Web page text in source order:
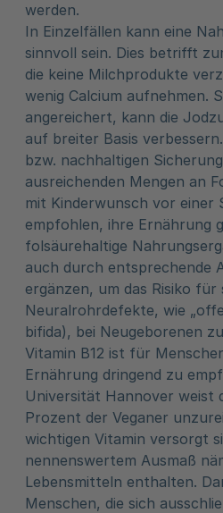
werden.
In Einzelfällen kann eine
sinnvoll sein. Dies betrifft
die keine Milchprodukte
wenig Calcium aufnehmen.
angereichert, kann die
auf breiter Basis
bzw. nachhaltigen
ausreichenden Mengen an
mit Kinderwunsch vor einer
empfohlen, ihre Ernährung
folsäurehaltige
auch durch entsprechende
ergänzen, um das Risiko für
Neuralrohrdefekte, wie
bifida), bei Neugeborenen
Vitamin B12 ist für
Ernährung dringend zu
Universität Hannover weist
Prozent der Veganer
wichtigen Vitamin versorgt
nennenswertem Ausmaß
Lebensmitteln enthalten.
Menschen, die sich